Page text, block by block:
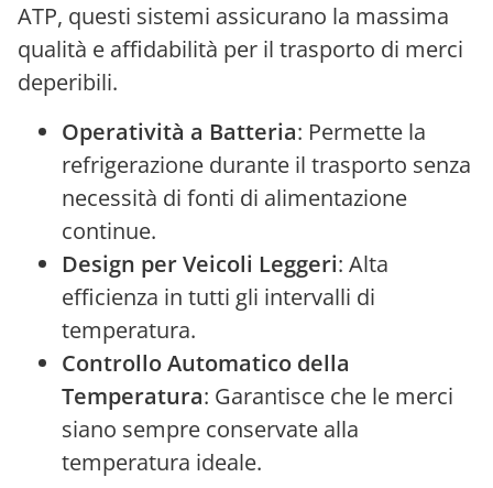
ATP, questi sistemi assicurano la massima
qualità e affidabilità per il trasporto di merci
deperibili.
Operatività a Batteria: Permette la
refrigerazione durante il trasporto senza
necessità di fonti di alimentazione
continue.
Design per Veicoli Leggeri: Alta
efficienza in tutti gli intervalli di
temperatura.
Controllo Automatico della
Temperatura: Garantisce che le merci
siano sempre conservate alla
temperatura ideale.